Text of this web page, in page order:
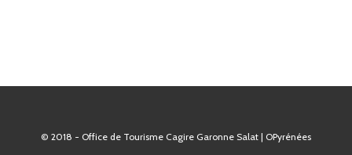
© 2018 - Office de Tourisme Cagire Garonne Salat | OPyrénées